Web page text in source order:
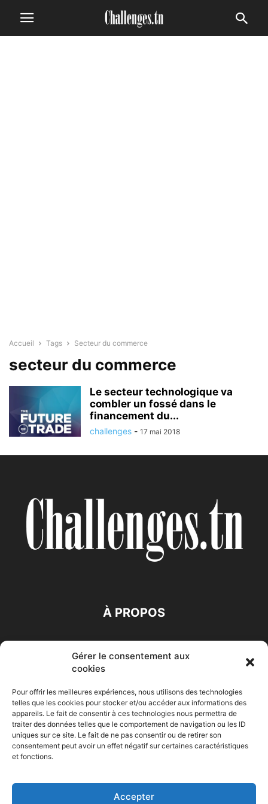
Gérer le consentement aux
cookies
Pour offrir les meilleures expériences, nous utilisons des technologies
telles que les cookies pour stocker et/ou accéder aux informations des
appareils. Le fait de consentir à ces technologies nous permettra de
traiter des données telles que le comportement de navigation ou les ID
uniques sur ce site. Le fait de ne pas consentir ou de retirer son
consentement peut avoir un effet négatif sur certaines caractéristiques
et fonctions.
Accepter
Accueil Tags Secteur du commerce
secteur du commerce
Le secteur technologique va
combler un fossé dans le
financement du...
challenges - 17 mai 2018
À PROPOS
Accueil Economie Entreprises Entrepreneur
Maghreb